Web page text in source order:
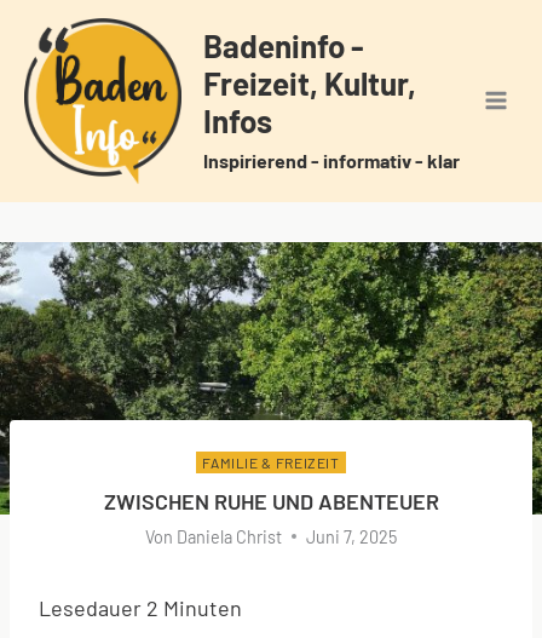
Inhalt
springen
Badeninfo -
Freizeit, Kultur,
Infos
Inspirierend - informativ - klar
FAMILIE & FREIZEIT
ZWISCHEN RUHE UND ABENTEUER
Von Daniela Christ Juni 7, 2025
Lesedauer 2 Minuten